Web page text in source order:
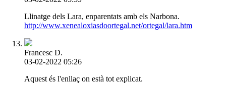
Llinatge dels Lara, enparentats amb els Narbona.
http://www.xenealoxiasdoortegal.net/ortegal/lara.htm
Francesc D.
03-02-2022 05:26
Aquest és l'enllaç on està tot explicat.